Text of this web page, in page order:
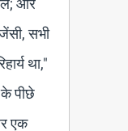
और
सभी
था,"
के पीछे
एक